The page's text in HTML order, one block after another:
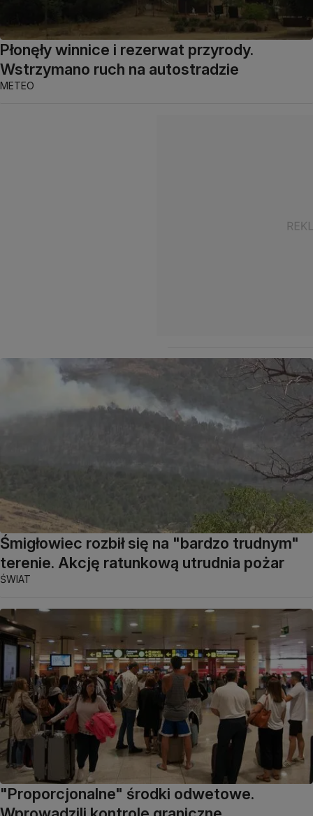
Płonęły winnice i rezerwat przyrody.
Wstrzymano ruch na autostradzie
METEO
Śmigłowiec rozbił się na "bardzo trudnym"
terenie. Akcję ratunkową utrudnia pożar
ŚWIAT
"Proporcjonalne" środki odwetowe.